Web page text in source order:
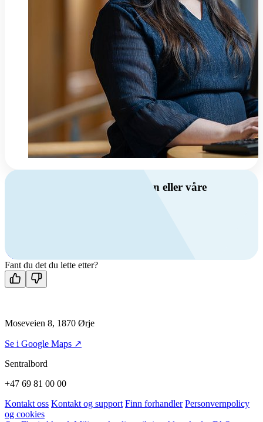
Har du spørsmål om ventilasjon eller våre
Kontakt oss
Fant du det du lette etter?
Moseveien 8, 1870 Ørje
Se i Google Maps ↗
Sentralbord
+47 69 81 00 00
Kontakt oss Kontakt og support Finn forhandler Personvernpolicy
og cookies